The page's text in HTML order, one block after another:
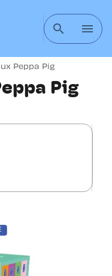
CONTENU
search menu
Peppa Pig
Pig